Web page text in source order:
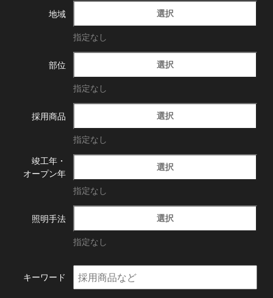
地域 選択
指定なし
部位 選択
指定なし
採用商品 選択
指定なし
竣工年・
オープン年
選択
指定なし
照明手法 選択
指定なし
キーワード